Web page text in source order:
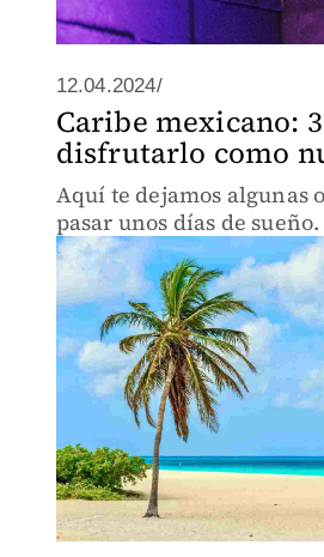
12.04.2024/
Caribe mexicano:
disfrutarlo como
Aquí te dejamos algunas
pasar unos días de sueño.